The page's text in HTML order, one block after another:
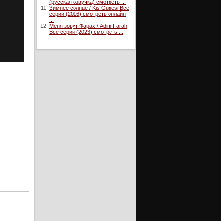
(русская озвучка) смотреть ...
Зимнее солнце / Kis Gunesi Все
серии (2016) смотреть онлайн
Меня зовут Фарах / Adim Farah
Все серии (2023) смотреть ...